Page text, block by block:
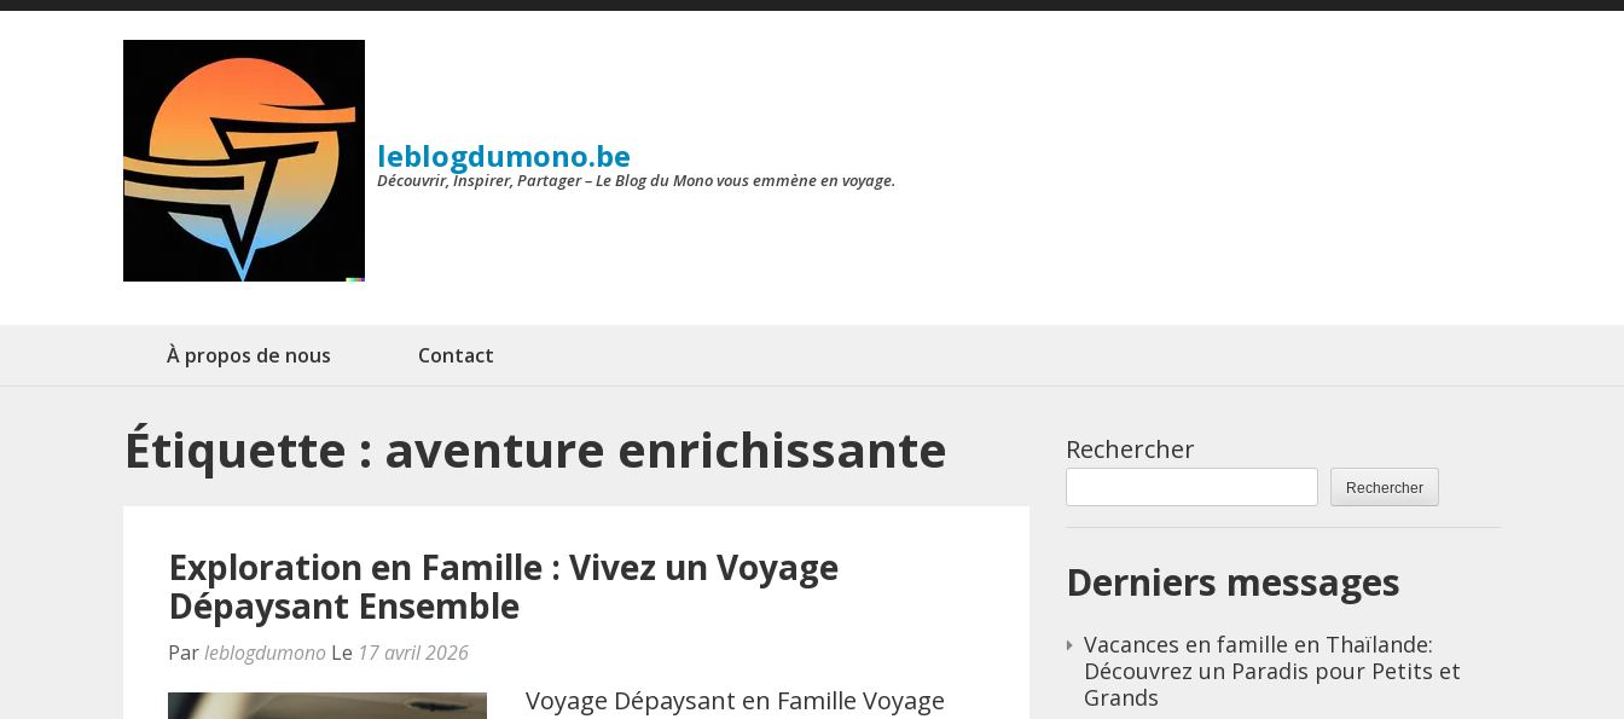
Aller
leblogdumono.be
Découvrir, Inspirer, Partager – Le Blog du Mono vous emmène en voyage.
À propos de nous Contact
Étiquette : aventure enrichissante
Exploration en Famille : Vivez un Voyage
Dépaysant Ensemble
Parleblogdumono Le 17 avril 2026
Voyage Dépaysant en Famille Voyage
Rechercher
Rechercher
Derniers messages
Vacances en famille en Thaïlande:
Découvrez un Paradis pour Petits et
Grands